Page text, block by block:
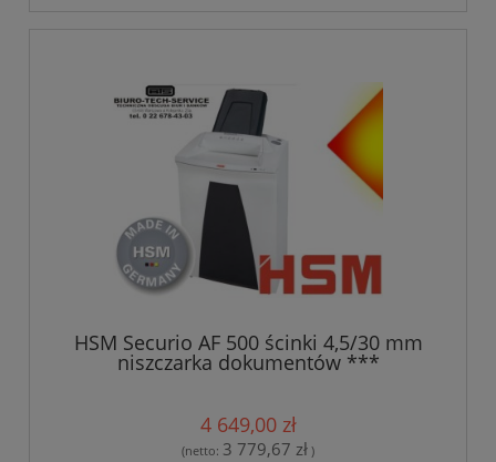
HSM Securio AF 500 ścinki 4,5/30 mm
niszczarka dokumentów ***
4 649,00 zł
(netto: 3 779,67 zł )